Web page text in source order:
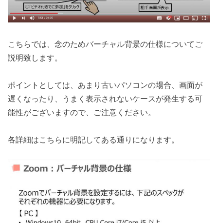
こちらでは、念のためバーチャル背景の仕様についてご
説明致します。
ポイントとしては、あまり古いパソコンの場合、画面が
遅くなったり、うまく表示されないケースが発生する可
能性がございますので、ご注意ください。
各詳細はこちらに明記してある通りになります。